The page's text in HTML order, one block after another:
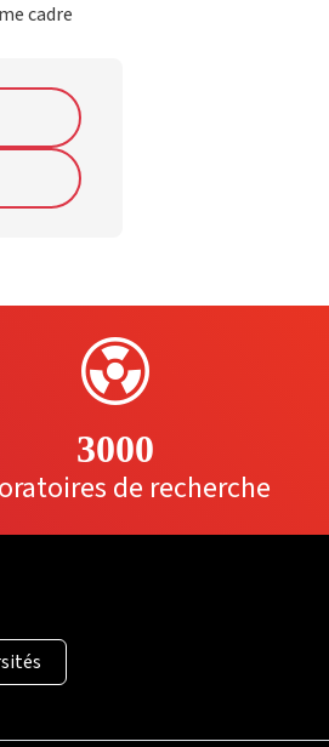
cadre
3000
de recherche